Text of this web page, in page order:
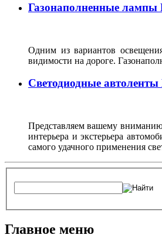
Газонаполненные
Одним из вариантов
видимости на дороге.
Светодиодные
Представляем вашему
интерьера и экстерьера
самого удачного применения
Главное меню